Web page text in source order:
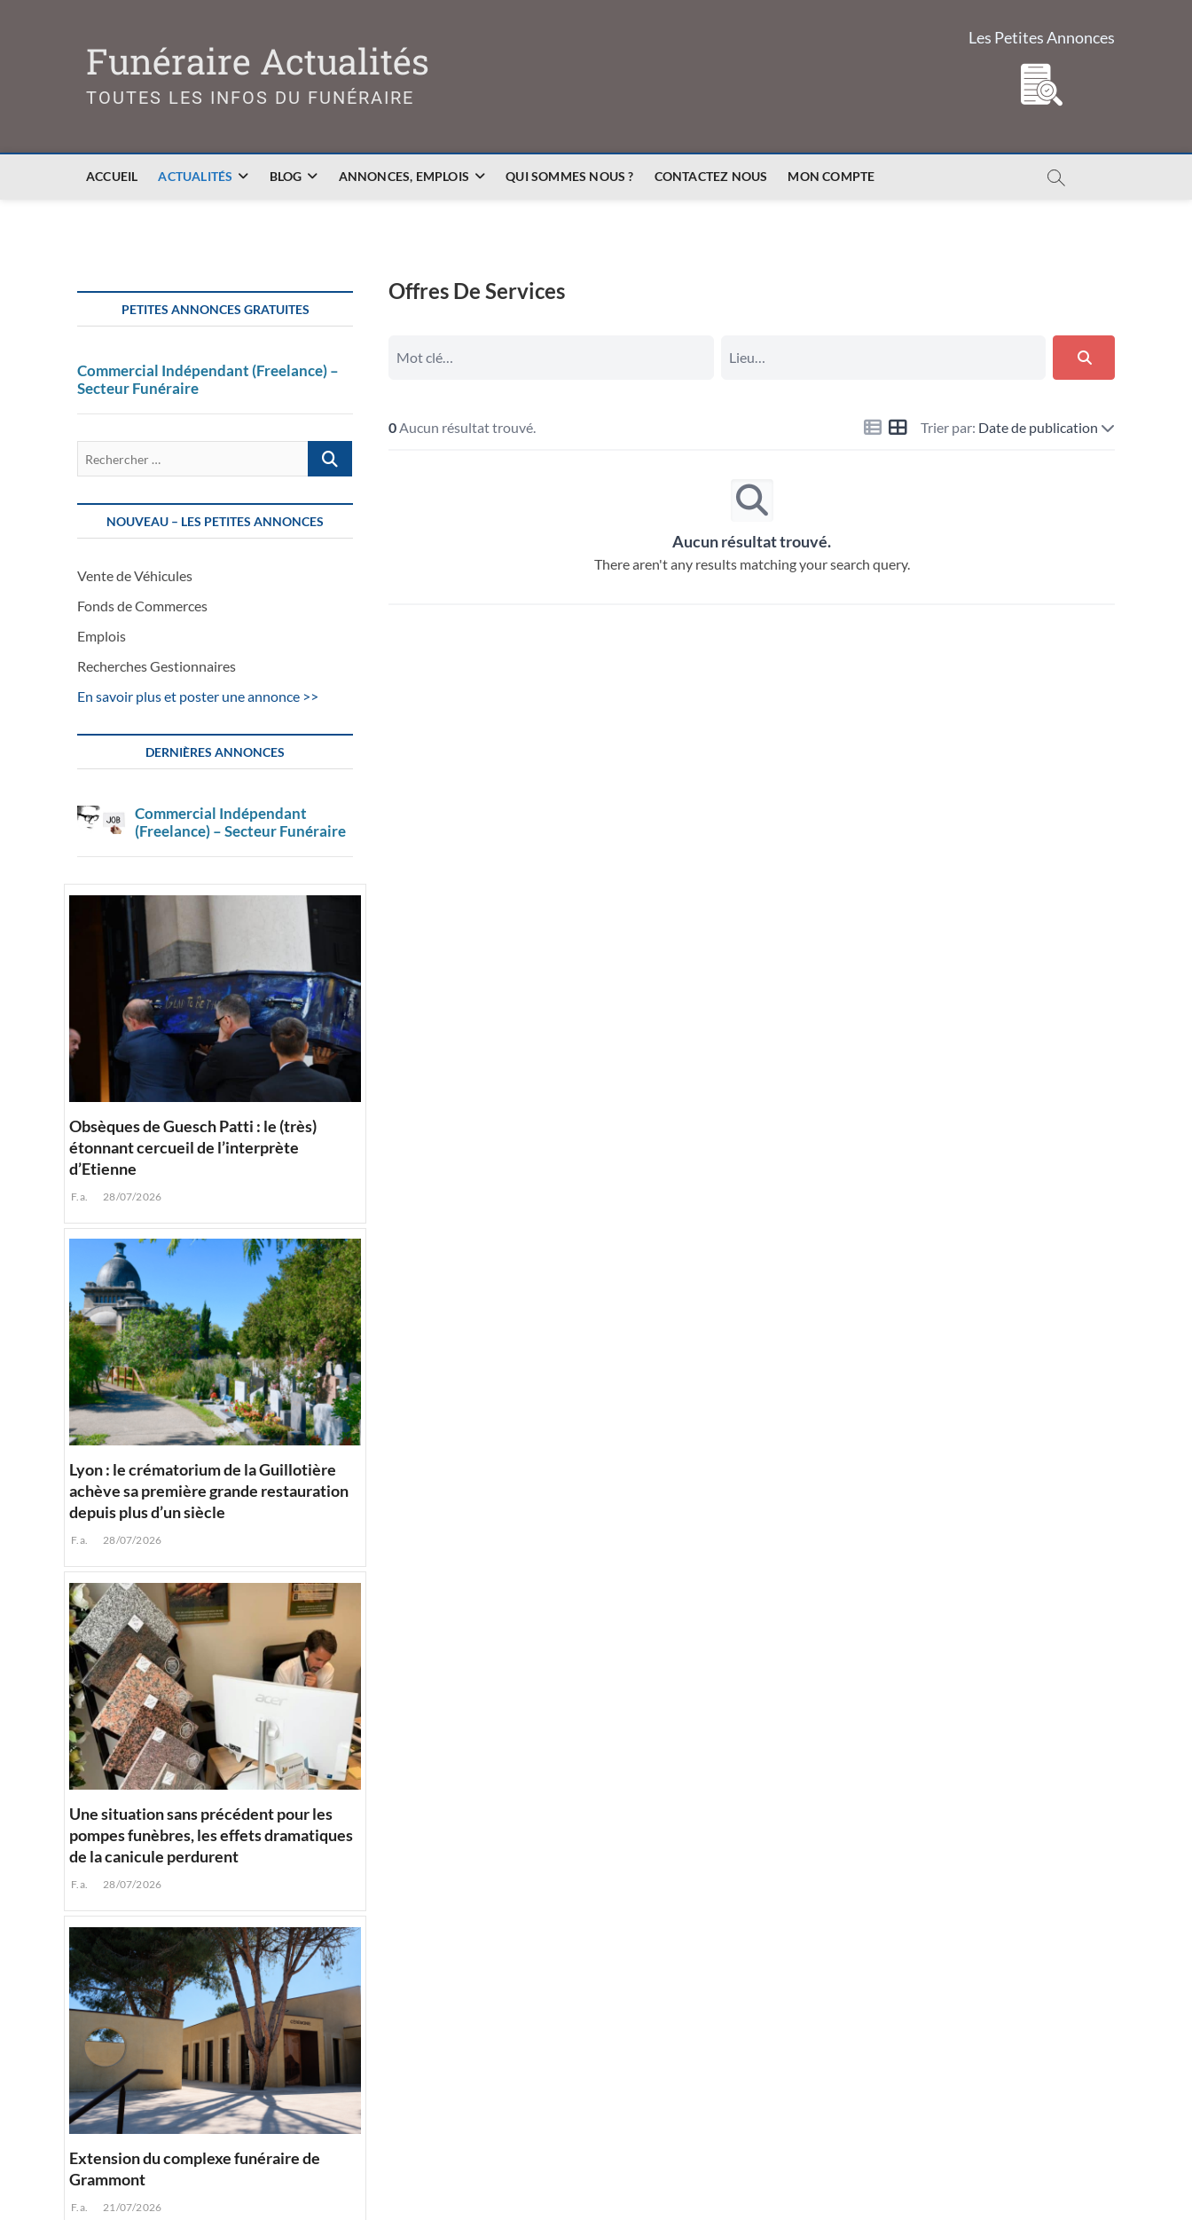
Funéraire Actualités
TOUTES LES INFOS DU FUNÉRAIRE
Les Petites Annonces
ACCUEIL ACTUALITÉS BLOG ANNONCES, EMPLOIS QUI SOMMES NOUS ? CONTACTEZ NOUS MON COMPTE
Offres De Services
Trier par: Date de publication
0Aucun résultat trouvé.
Aucun résultat trouvé.
There aren't any results matching your search query.
PETITES ANNONCES GRATUITES
Commercial Indépendant (Freelance) –
Secteur Funéraire
Rechercher
NOUVEAU – LES PETITES ANNONCES
Vente de Véhicules
Fonds de Commerces
Emplois
Recherches Gestionnaires
En savoir plus et poster une annonce >>
DERNIÈRES ANNONCES
Commercial Indépendant
(Freelance) – Secteur Funéraire
Obsèques de Guesch Patti : le (très)
étonnant cercueil de l’interprète
d’Etienne
F.a. 28/07/2026
Lyon : le crématorium de la Guillotière
achève sa première grande restauration
depuis plus d’un siècle
F.a. 28/07/2026
Une situation sans précédent pour les
pompes funèbres, les effets dramatiques
de la canicule perdurent
F.a. 28/07/2026
Extension du complexe funéraire de
Grammont
F.a. 21/07/2026